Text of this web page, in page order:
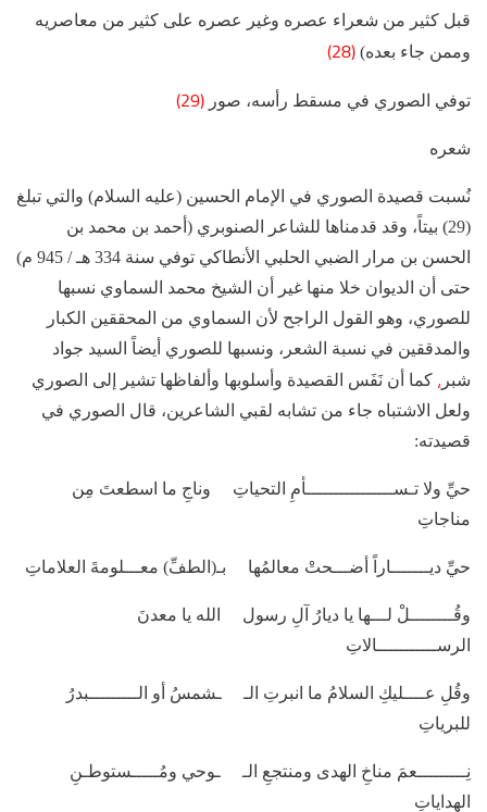
قبل كثير من شعراء عصره وغير عصره على كثير من معاصريه
وممن جاء بعده) (28)
توفي الصوري في مسقط رأسه، صور (29)
شعره
نُسبت قصيدة الصوري في الإمام الحسين (عليه السلام) والتي تبلغ
(29) بيتاً، وقد قدمناها للشاعر الصنوبري (أحمد بن محمد بن
الحسن بن مرار الضبي الحلبي الأنطاكي توفي سنة 334 هـ / 945 م)
حتى أن الديوان خلا منها غير أن الشيخ محمد السماوي نسبها
للصوري، وهو القول الراجح لأن السماوي من المحققين الكبار
والمدققين في نسبة الشعر، ونسبها للصوري أيضاً السيد جواد
شبر ، كما أن نَفَس القصيدة وأسلوبها وألفاظها تشير إلى الصوري
ولعل الاشتباه جاء من تشابه لقبي الشاعرين، قال الصوري في
قصيدته:
حيِّ ولا تـســــــــــــــــأمِ التحياتِ وناجِ ما اسطعتَ مِن
مناجاتِ
حيِّ ديـــــــاراً أضـــحتْ معالمُها بـ(الطفِّ) معـــلومةَ العلاماتِ
وقُــــــــلْ لـــها يا ديارُ آلِ رسول الله يا معدنَ
الرســـــــــــالاتِ
وقُلِ عــــليكِ السلامُ ما انبرتِ الـ ـشمسُ أو الـــــــــبدرُ
للبرياتِ
نِـــــــــعمَ مناخِ الهدى ومنتجعِ الـ ـوحي ومُـــــستوطـنِ
الهداياتِ